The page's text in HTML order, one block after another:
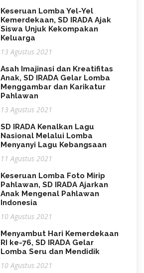
Keseruan Lomba Yel-Yel
Kemerdekaan, SD IRADA Ajak
Siswa Unjuk Kekompakan
Keluarga
13 Agustus 2021
Asah Imajinasi dan Kreatifitas
Anak, SD IRADA Gelar Lomba
Menggambar dan Karikatur
Pahlawan
13 Agustus 2021
SD IRADA Kenalkan Lagu
Nasional Melalui Lomba
Menyanyi Lagu Kebangsaan
11 Agustus 2021
Keseruan Lomba Foto Mirip
Pahlawan, SD IRADA Ajarkan
Anak Mengenal Pahlawan
Indonesia
10 Agustus 2021
Menyambut Hari Kemerdekaan
RI ke-76, SD IRADA Gelar
Lomba Seru dan Mendidik
10 Agustus 2021